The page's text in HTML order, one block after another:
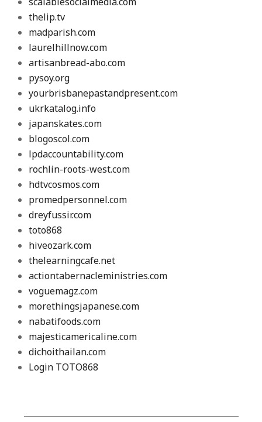
thelip.tv
madparish.com
laurelhillnow.com
artisanbread-abo.com
pysoy.org
yourbrisbanepastandpresent.com
ukrkatalog.info
japanskates.com
blogoscol.com
lpdaccountability.com
rochlin-roots-west.com
hdtvcosmos.com
promedpersonnel.com
dreyfussir.com
toto868
hiveozark.com
thelearningcafe.net
actiontabernacleministries.com
voguemagz.com
morethingsjapanese.com
nabatifoods.com
majesticamericaline.com
dichoithailan.com
Login TOTO868